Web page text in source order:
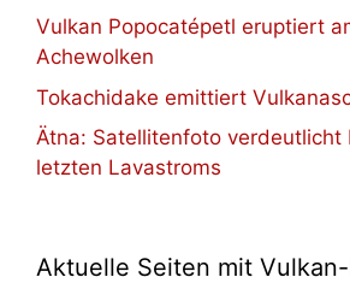
Vulkan Popocatépetl eruptiert
Achewolken
Tokachidake emittiert
Ätna: Satellitenfoto verdeutlicht
letzten Lavastroms
Aktuelle Seiten mit